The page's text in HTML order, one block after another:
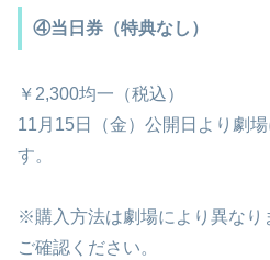
④当日券（特典なし）
￥2,300均一（税込）
11月15日（金）公開日より劇
す。
※購入方法は劇場により異なり
ご確認ください。